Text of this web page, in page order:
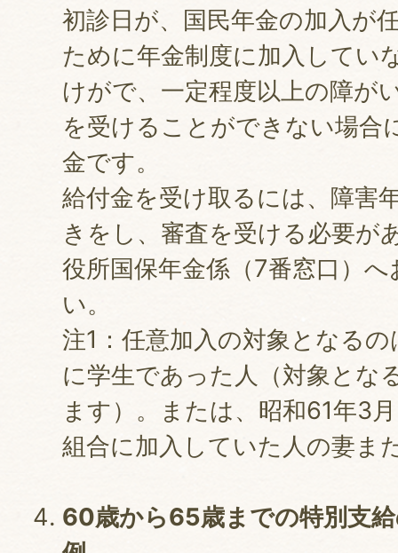
初診日が、国民年金の加入が
ために年金制度に加入してい
けがで、一定程度以上の障が
を受けることができない場合
金です。
給付金を受け取るには、障害
きをし、審査を受ける必要が
役所国保年金係（7番窓口）
い。
注1：任意加入の対象となる
に学生であった人（対象とな
ます）。または、昭和61年3
組合に加入していた人の妻ま
60歳から65歳までの特別支